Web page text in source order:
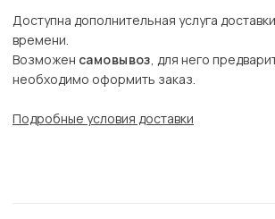
Доступна дополнительная услуга
времени.
Возможен самовывоз, для него
необходимо оформить заказ.
Подробные условия доставки